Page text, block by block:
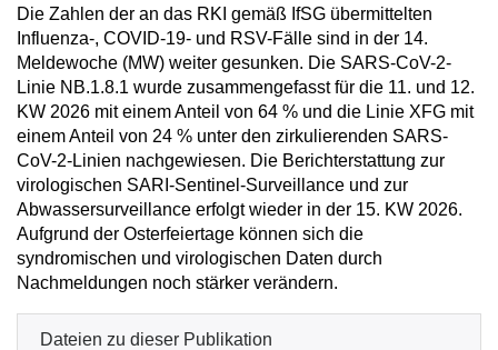
Die Zahlen der an das RKI gemäß IfSG übermittelten
Influenza-, COVID-19- und RSV-Fälle sind in der 14.
Meldewoche (MW) weiter gesunken. Die SARS-CoV-2-
Linie NB.1.8.1 wurde zusammengefasst für die 11. und 12.
KW 2026 mit einem Anteil von 64 % und die Linie XFG mit
einem Anteil von 24 % unter den zirkulierenden SARS-
CoV-2-Linien nachgewiesen. Die Berichterstattung zur
virologischen SARI-Sentinel-Surveillance und zur
Abwassersurveillance erfolgt wieder in der 15. KW 2026.
Aufgrund der Osterfeiertage können sich die
syndromischen und virologischen Daten durch
Nachmeldungen noch stärker verändern.
Dateien zu dieser Publikation